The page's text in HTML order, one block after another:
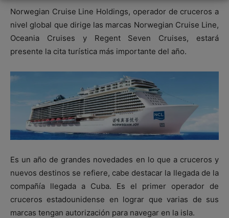
Norwegian Cruise Line Holdings, operador de cruceros a
nivel global que dirige las marcas Norwegian Cruise Line,
Oceania Cruises y Regent Seven Cruises, estará
presente la cita turística más importante del año.
Es un año de grandes novedades en lo que a cruceros y
nuevos destinos se refiere, cabe destacar la llegada de la
compañía llegada a Cuba. Es el primer operador de
cruceros estadounidense en lograr que varias de sus
marcas tengan autorización para navegar en la isla.